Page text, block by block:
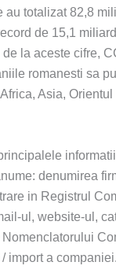
au totalizat 82,8
de 15,1
la aceste cifre,
romanesti sa
Asia,
denumirea
in Registrul
ul, website-ul,
import a companiei.